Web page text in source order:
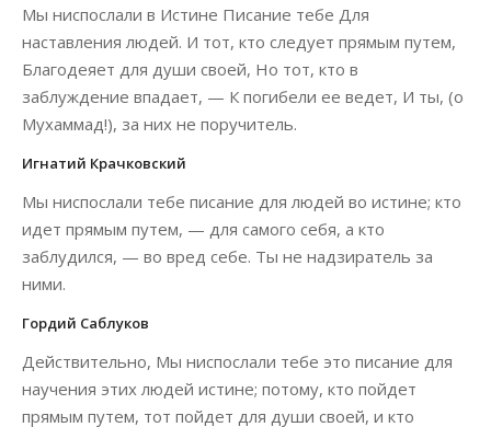
Мы ниспослали в Истине Писание тебе Для
наставления людей. И тот, кто следует прямым путем,
Благодеяет для души своей, Но тот, кто в
заблуждение впадает, — К погибели ее ведет, И ты, (о
Мухаммад!), за них не поручитель.
Игнатий Крачковский
Мы ниспослали тебе писание для людей во истине; кто
идет прямым путем, — для самого себя, а кто
заблудился, — во вред себе. Ты не надзиратель за
ними.
Гордий Саблуков
Действительно, Мы ниспослали тебе это писание для
научения этих людей истине; потому, кто пойдет
прямым путем, тот пойдет для души своей, и кто